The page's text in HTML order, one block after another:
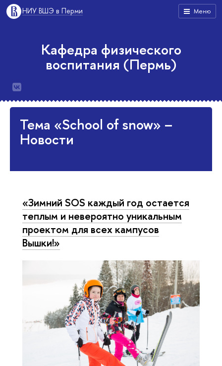
Меню
НИУ ВШЭ в Перми
Кафедра физического
воспитания (Пермь)
Тема «School of snow» –
Новости
«Зимний SOS каждый год остается
теплым и невероятно уникальным
проектом для всех кампусов
Вышки!»